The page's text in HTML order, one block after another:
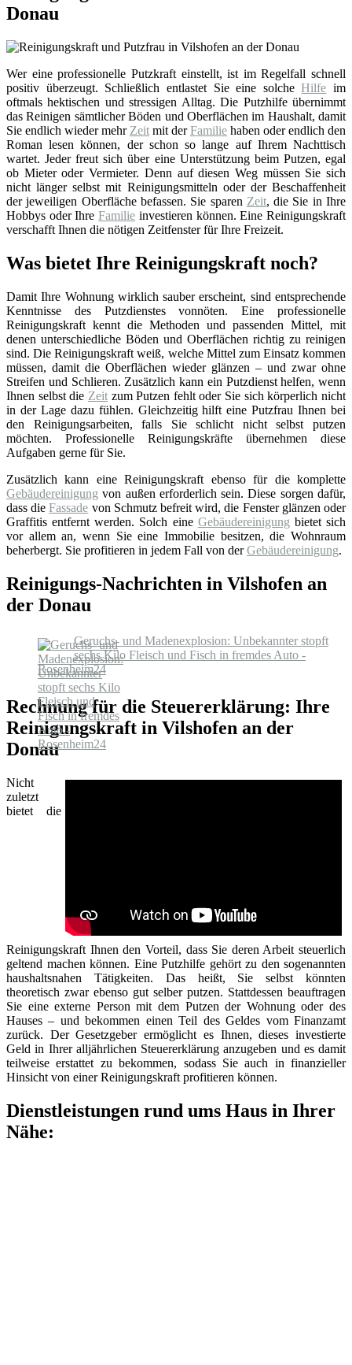
Donau
Wer eine professionelle Putzkraft einstellt, ist im Regelfall schnell
positiv überzeugt. Schließlich entlastet Sie eine solcheHilfe im
oftmals hektischen und stressigen Alltag. Die Putzhilfe übernimmt
das Reinigen sämtlicher Böden und Oberflächen im Haushalt, damit
Sie endlich wieder mehr Zeit mit derFamilie haben oder endlich den
Roman lesen können, der schon so lange auf Ihrem Nachttisch
wartet. Jeder freut sich über eine Unterstützung beim Putzen, egal
ob Mieter oder Vermieter. Denn auf diesen Weg müssen Sie sich
nicht länger selbst mit Reinigungsmitteln oder der Beschaffenheit
der jeweiligen Oberfläche befassen. Sie sparen Zeit, die Sie in Ihre
Hobbys oder IhreFamilie investieren können. Eine Reinigungskraft
verschafft Ihnen die nötigen Zeitfenster für Ihre Freizeit.
Was bietet Ihre Reinigungskraft noch?
Damit Ihre Wohnung wirklich sauber erscheint, sind entsprechende
Kenntnisse des Putzdienstes vonnöten. Eine professionelle
Reinigungskraft kennt die Methoden und passenden Mittel, mit
denen unterschiedliche Böden und Oberflächen richtig zu reinigen
sind. Die Reinigungskraft weiß, welche Mittel zum Einsatz kommen
müssen, damit die Oberflächen wieder glänzen – und zwar ohne
Streifen und Schlieren. Zusätzlich kann ein Putzdienst helfen, wenn
Ihnen selbst die Zeitzum Putzen fehlt oder Sie sich körperlich nicht
in der Lage dazu fühlen. Gleichzeitig hilft eine Putzfrau Ihnen bei
den Reinigungsarbeiten, falls Sie schlicht nicht selbst putzen
möchten. Professionelle Reinigungskräfte übernehmen diese
Aufgaben gerne für Sie.
Zusätzlich kann eine Reinigungskraft ebenso für die komplette
Gebäudereinigung von außen erforderlich sein. Diese sorgen dafür,
dass dieFassade von Schmutz befreit wird, die Fenster glänzen oder
Graffitis entfernt werden. Solch eine Gebäudereinigung bietet sich
vor allem an, wenn Sie eine Immobilie besitzen, die Wohnraum
beherbergt. Sie profitieren in jedem Fall von derGebäudereinigung.
Reinigungs-Nachrichten in Vilshofen an
der Donau
Geruchs- und Madenexplosion: Unbekannter stopft
sechs Kilo Fleisch und Fisch in fremdes Auto -
Rosenheim24
Rechnung für die Steuererklärung: Ihre
Reinigungskraft in Vilshofen an der
Donau
Nicht
zuletzt
bietet die
Reinigungskraft Ihnen den Vorteil, dass Sie deren Arbeit steuerlich
geltend machen können. Eine Putzhilfe gehört zu den sogenannten
haushaltsnahen Tätigkeiten. Das heißt, Sie selbst könnten
theoretisch zwar ebenso gut selber putzen. Stattdessen beauftragen
Sie eine externe Person mit dem Putzen der Wohnung oder des
Hauses – und bekommen einen Teil des Geldes vom Finanzamt
zurück. Der Gesetzgeber ermöglicht es Ihnen, dieses investierte
Geld in Ihrer alljährlichen Steuererklärung anzugeben und es damit
teilweise erstattet zu bekommen, sodass Sie auch in finanzieller
Hinsicht von einer Reinigungskraft profitieren können.
Dienstleistungen rund ums Haus in Ihrer
Nähe: